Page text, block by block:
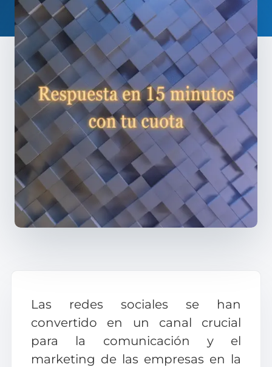
Las redes sociales se han
convertido en un canal crucial
para la comunicación y el
marketing de las empresas en la